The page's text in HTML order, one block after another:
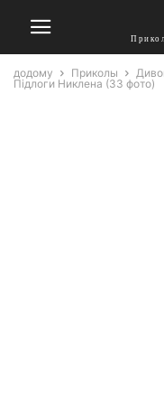
додому Приколы
Підлоги Никлена (33 фото)